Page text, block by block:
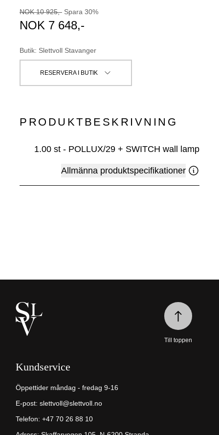
NOK 10 925,- Spara 30%
NOK 7 648,-
Butik: Slettvoll Stavanger
RESERVERA I BUTIK
PRODUKTBESKRIVNING
1.00 st - POLLUX/29 + SWITCH wall lamp
Allmänna produktspecifikationer
Kundservice
Öppettider måndag - fredag 9-16
E-post: slettvoll@slettvoll.no
Telefon: +47 70 26 88 10
Till toppen